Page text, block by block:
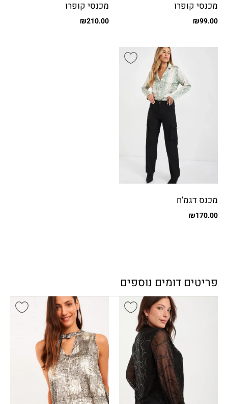
מכנסי קופרו
₪99.00
מכנסי קופרו
₪210.00
מכנס דגמ’ח
₪170.00
פריטים דומים נוספים